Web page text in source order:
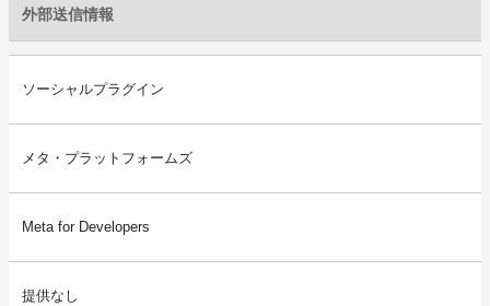
外部送信情報
ソーシャルプラグイン
メタ・プラットフォームズ
Meta for Developers
提供なし